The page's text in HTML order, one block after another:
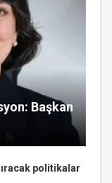
Başkan
politikalar